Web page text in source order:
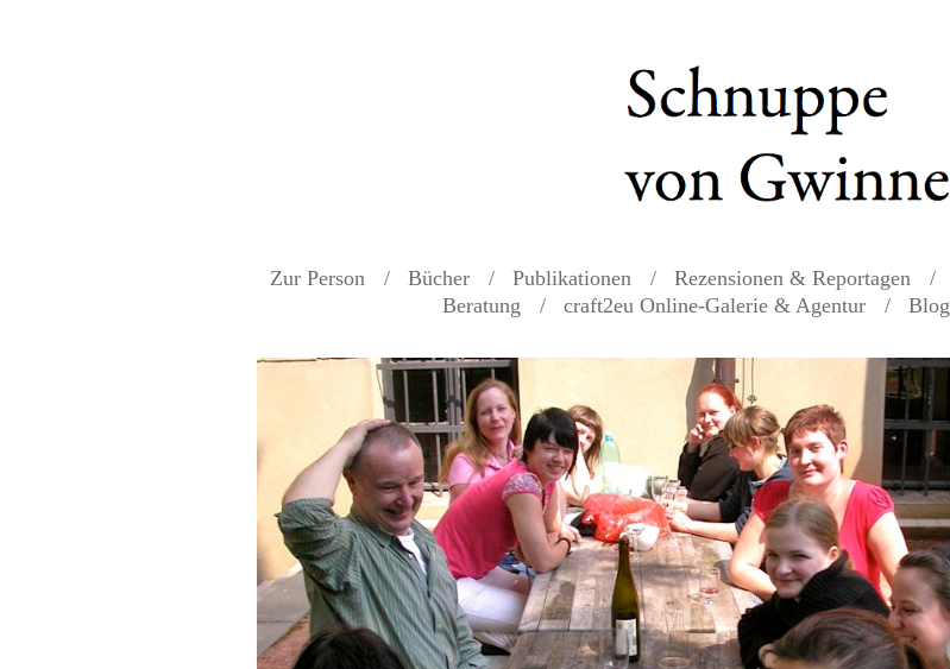
Zur Person Bücher Publikationen Rezensionen & Reportagen
Beratung
craft2eu Online-Galerie & Agentur Blog